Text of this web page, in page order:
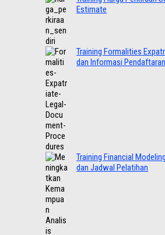
Estimate
Training Formalities
dan Informasi
Training Financial
dan Jadwal Pelatihan